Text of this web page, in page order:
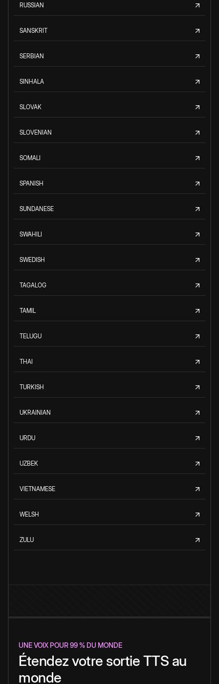
RUSSIAN
SANSKRIT
SERBIAN
SINHALA
SLOVAK
SLOVENIAN
SOMALI
SPANISH
SUNDANESE
SWAHILI
SWEDISH
TAGALOG
TAMIL
TELUGU
THAI
TURKISH
UKRAINIAN
URDU
UZBEK
VIETNAMESE
WELSH
ZULU
UNE VOIX POUR 99 % DU MONDE
Étendez votre sortie TTS au
monde